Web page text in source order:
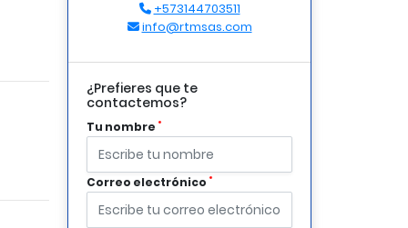
+573144703511
info@rtmsas.com
¿Prefieres que te
contactemos?
Tu nombre *
Correo electrónico *